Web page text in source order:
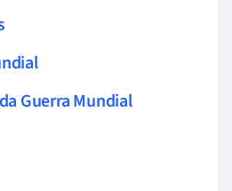
Guerra Mundial